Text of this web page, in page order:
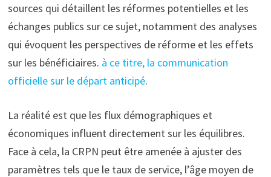
sources qui détaillent les réformes potentielles et les
échanges publics sur ce sujet, notamment des analyses
qui évoquent les perspectives de réforme et les effets
sur les bénéficiaires. à ce titre, la communication
officielle sur le départ anticipé.
La réalité est que les flux démographiques et
économiques influent directement sur les équilibres.
Face à cela, la CRPN peut être amenée à ajuster des
paramètres tels que le taux de service, l’âge moyen de